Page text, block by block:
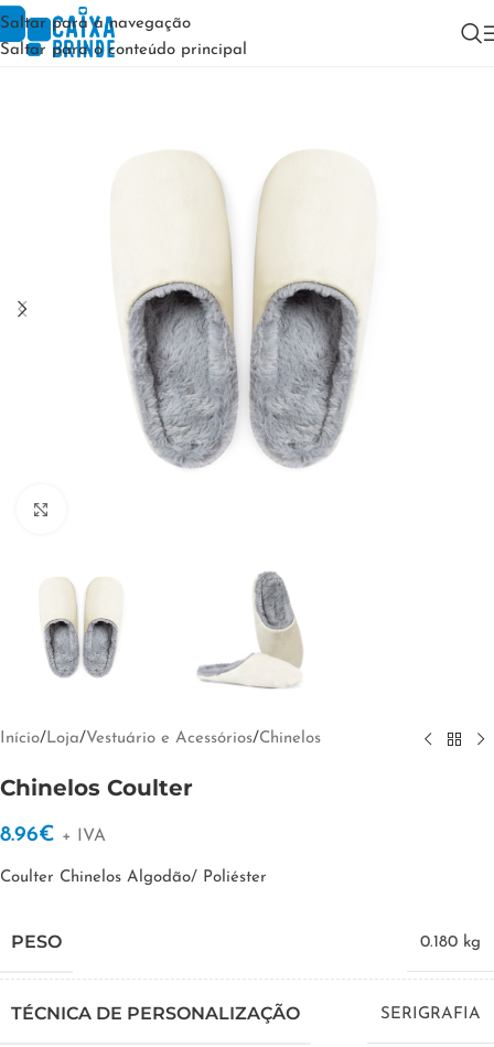
Saltar para a navegação
Saltar para o conteúdo principal
Início/Loja/Vestuário e Acessórios/Chinelos
Chinelos Coulter
8.96€ + IVA
Coulter Chinelos Algodão/ Poliéster
PESO 0.180 kg
TÉCNICA DE PERSONALIZAÇÃO SERIGRAFIA